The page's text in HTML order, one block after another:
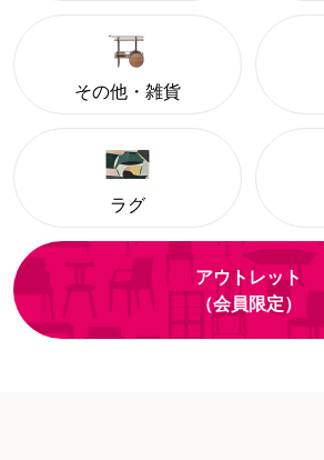
その他・雑貨
ラグ
アウトレット
（会員限定）